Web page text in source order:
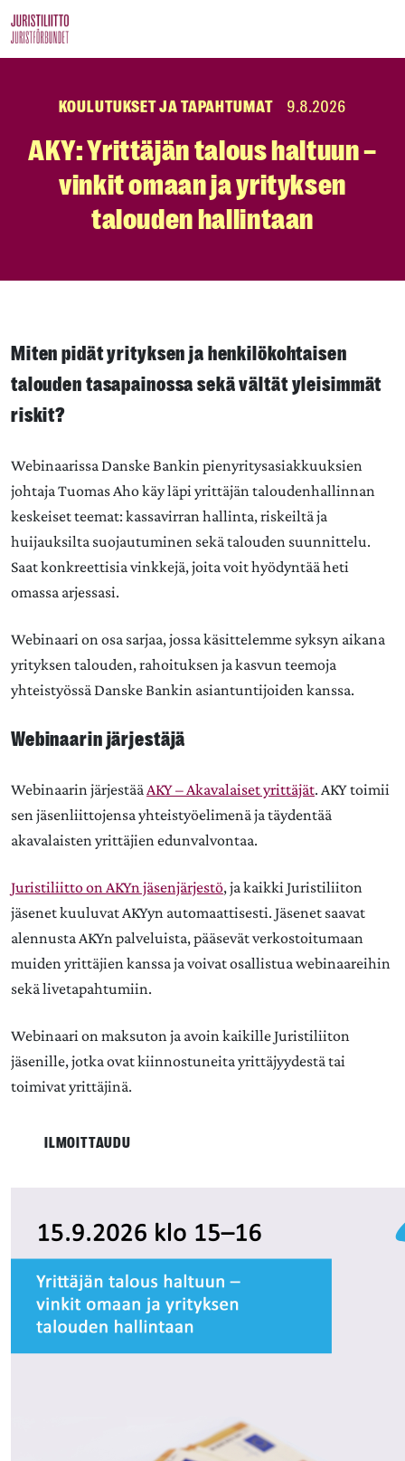
to
KOULUTUKSET JA TAPAHTUMAT 9.8.2026
AKY: Yrittäjän talous haltuun –
vinkit omaan ja yrityksen
talouden hallintaan
Miten pidät yrityksen ja henkilökohtaisen
talouden tasapainossa sekä vältät yleisimmät
riskit?
Webinaarissa Danske Bankin pienyritysasiakkuuksien
johtajaTuomas Ahokäy läpi yrittäjän taloudenhallinnan
keskeiset teemat: kassavirran hallinta, riskeiltä ja
huijauksilta suojautuminen sekä talouden suunnittelu.
Saat konkreettisia vinkkejä, joita voit hyödyntää heti
omassa arjessasi.
Webinaari on osa sarjaa, jossa käsittelemme syksyn aikana
yrityksen talouden, rahoituksen ja kasvun teemoja
yhteistyössä Danske Bankin asiantuntijoiden kanssa.
Webinaarin järjestäjä
Webinaarin järjestääAKY – Akavalaiset yrittäjät. AKY toimii
senjäsenliittojensa yhteistyöelimenä ja täydentää
akavalaisten yrittäjien edunvalvontaa.
Juristiliitto on AKYn jäsenjärjestö, ja kaikki Juristiliiton
jäsenet kuuluvat AKYyn automaattisesti. Jäsenet saavat
alennusta AKYn palveluista, pääsevät verkostoitumaan
muiden yrittäjien kanssa ja voivat osallistua webinaareihin
sekä livetapahtumiin.
Webinaari on maksuton ja avoin kaikille Juristiliiton
jäsenille, jotka ovat kiinnostuneita yrittäjyydestä tai
toimivat yrittäjinä.
ILMOITTAUDU